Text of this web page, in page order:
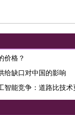
价格？
给缺口对中国的影响
智能竞争：道路比技术